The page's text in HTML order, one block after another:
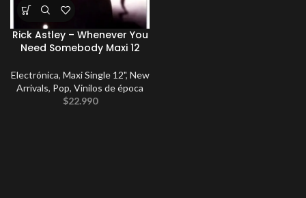
Rick Astley – Whenever You
Need Somebody Maxi 12
Electrónica, Maxi Single 12", New
Arrivals, Pop, Vinilos de época
$22.990